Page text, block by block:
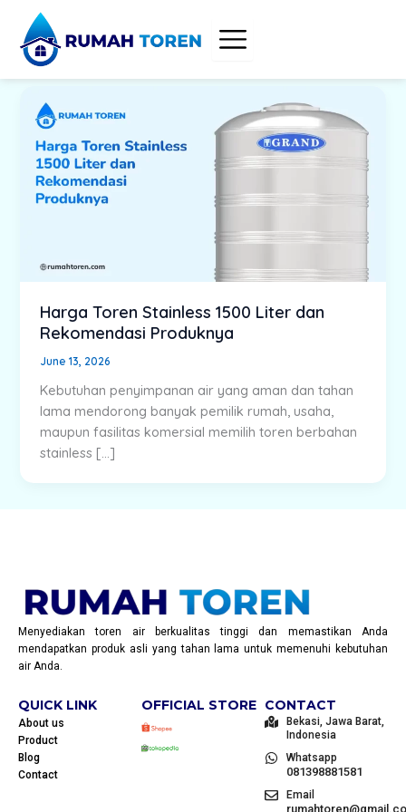
content
Harga Toren Stainless 1500 Liter dan
Rekomendasi Produknya
June 13, 2026
Kebutuhan penyimpanan air yang aman dan tahan
lama mendorong banyak pemilik rumah, usaha,
maupun fasilitas komersial memilih toren berbahan
stainless […]
Menyediakan toren air berkualitas tinggi dan memastikan Anda
mendapatkan produk asli yang tahan lama untuk memenuhi kebutuhan
air Anda.
QUICK LINK
About us
Product
Blog
Contact
OFFICIAL STORE CONTACT
Bekasi, Jawa Barat,
Indonesia
Whatsapp
081398881581
Email